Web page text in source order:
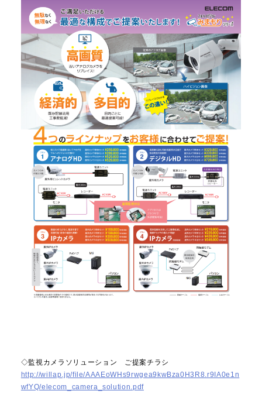
◇監視カメラソリューション ご提案チラシ
http://willap.jp/file/AAAEoWHs9rwgea9kwBza0H3R8.r9IA0e1n
wfYQ/elecom_camera_solution.pdf